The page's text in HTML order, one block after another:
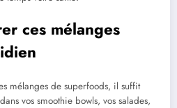
ces mélanges
mélanges de superfoods, il suffit
vos smoothie bowls, vos salades,